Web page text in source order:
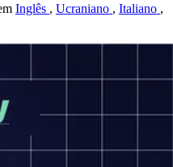
Inglês , Ucraniano , Italiano ,